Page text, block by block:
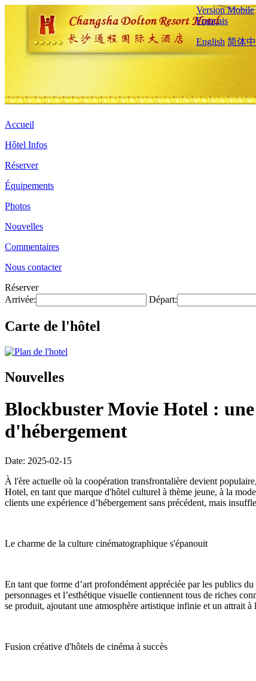
Version Mobile
Français
English 简体
Accueil
Hôtel Infos
Réserver
Équipements
Photos
Nouvelles
Commentaires
Nous contacter
Réserver
Arrivée:
Départ:
Carte de l'hôtel
Nouvelles
Blockbuster Movie Hotel :
d'hébergement
Date: 2025-02-15
À l'ère actuelle où la coopération transfrontalière devient
Hotel, en tant que marque d'hôtel culturel à thème jeune, à la
clients une expérience d’hébergement sans précédent, mais
Le charme de la culture cinématographique s'épanouit
En tant que forme d’art profondément appréciée par les publics
personnages et l’esthétique visuelle contiennent tous de riches
se produit, ajoutant une atmosphère artistique infinie et un attrait à
Fusion créative d'hôtels de cinéma à succès